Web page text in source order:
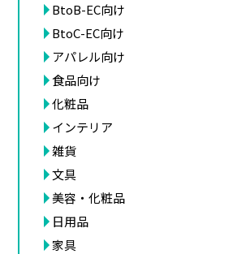
BtoB-EC向け
BtoC-EC向け
アパレル向け
食品向け
化粧品
インテリア
雑貨
文具
美容・化粧品
日用品
家具